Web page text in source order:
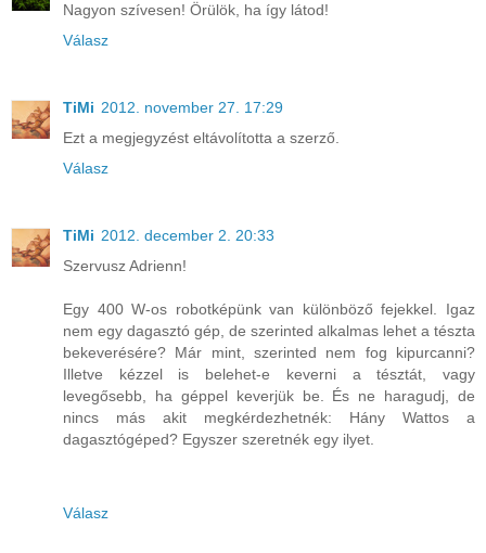
Nagyon szívesen! Örülök, ha így látod!
Válasz
TiMi 2012. november 27. 17:29
Ezt a megjegyzést eltávolította a szerző.
Válasz
TiMi 2012. december 2. 20:33
Szervusz Adrienn!
Egy 400 W-os robotképünk van különböző fejekkel. Igaz
nem egy dagasztó gép, de szerinted alkalmas lehet a tészta
bekeverésére? Már mint, szerinted nem fog kipurcanni?
Illetve kézzel is belehet-e keverni a tésztát, vagy
levegősebb, ha géppel keverjük be. És ne haragudj, de
nincs más akit megkérdezhetnék: Hány Wattos a
dagasztógéped? Egyszer szeretnék egy ilyet.
Válasz